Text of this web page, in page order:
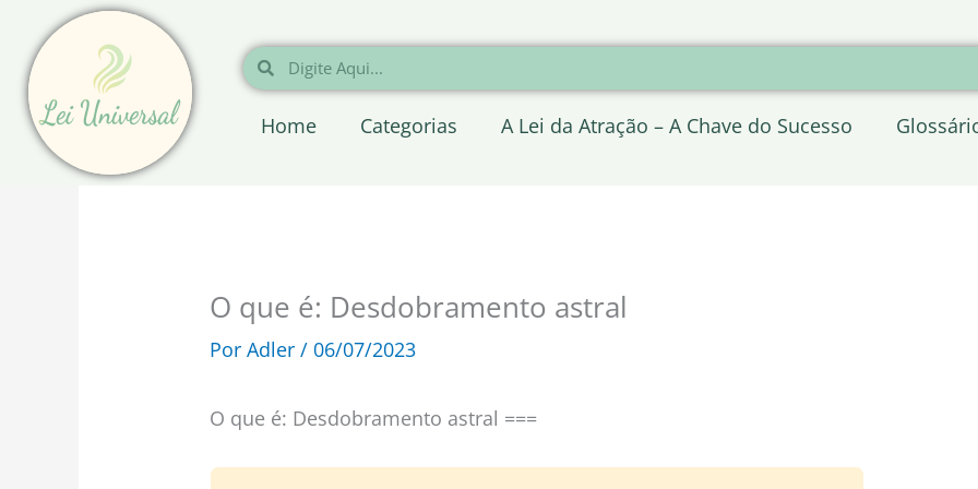
para
conteúdo
Pesquisar
Pesquisar
Home Categorias A Lei da Atração – A Chave do Sucesso
O que é: Desdobramento astral
PorAdler/ 06/07/2023
O que é: Desdobramento astral ===